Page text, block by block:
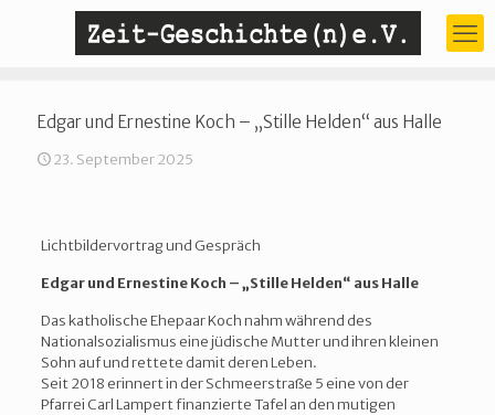
Edgar und Ernestine Koch – „Stille Helden“ aus Halle
23. September 2025
Lichtbildervortrag und Gespräch
Edgar und Ernestine Koch – „Stille Helden“ aus Halle
Das katholische Ehepaar Koch nahm während des
Nationalsozialismus eine jüdische Mutter und ihren kleinen
Sohn auf und rettete damit deren Leben.
Seit 2018 erinnert in der Schmeerstraße 5 eine von der
Pfarrei Carl Lampert finanzierte Tafel an den mutigen